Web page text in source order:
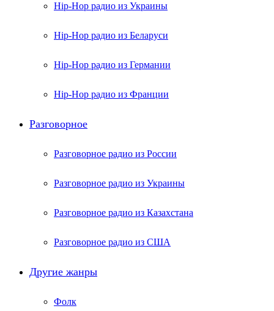
Hip-Hop радио из Украины
Hip-Hop радио из Беларуси
Hip-Hop радио из Германии
Hip-Hop радио из Франции
Разговорное
Разговорное радио из России
Разговорное радио из Украины
Разговорное радио из Казахстана
Разговорное радио из США
Другие жанры
Фолк